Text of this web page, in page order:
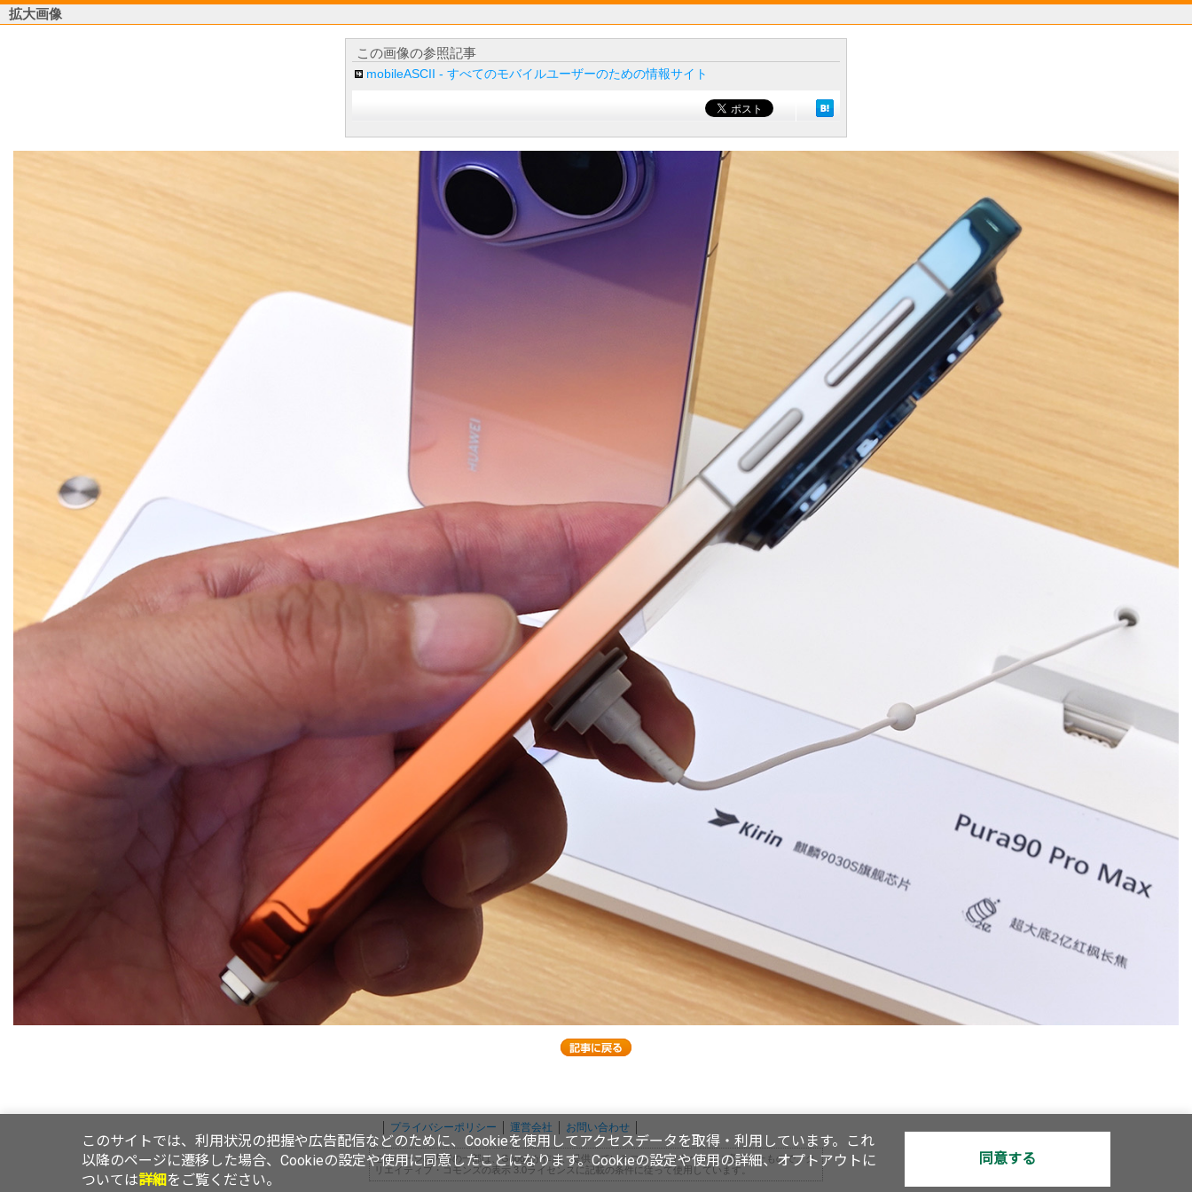
拡大画像
この画像の参照記事
mobileASCII - すべてのモバイルユーザーのための情報サイト
プライバシーポリシー 運営会社 お問い合わせ
このページの内容の一部は、Googleが作成、提供しているコンテンツをベースに変更したもので、ク
リエイティブ・コモンズの表示 3.0ライセンスに記載の条件に従って使用しています。
このサイトでは、利用状況の把握や広告配信などのために、Cookieを使用してアクセスデータを取得・利用しています。これ
以降のページに遷移した場合、Cookieの設定や使用に同意したことになります。Cookieの設定や使用の詳細、オプトアウトに
ついては詳細 をご覧ください。
同意する